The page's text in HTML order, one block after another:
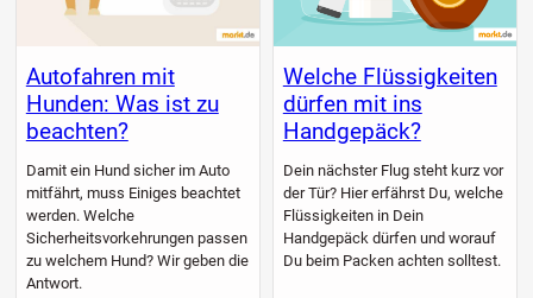
Autofahren mit
Hunden: Was ist zu
beachten?
Damit ein Hund sicher im Auto
mitfährt, muss Einiges beachtet
werden. Welche
Sicherheitsvorkehrungen passen
zu welchem Hund? Wir geben die
Antwort.
Welche Flüssigkeiten
dürfen mit ins
Handgepäck?
Dein nächster Flug steht kurz vor
der Tür? Hier erfährst Du, welche
Flüssigkeiten in Dein
Handgepäck dürfen und worauf
Du beim Packen achten solltest.